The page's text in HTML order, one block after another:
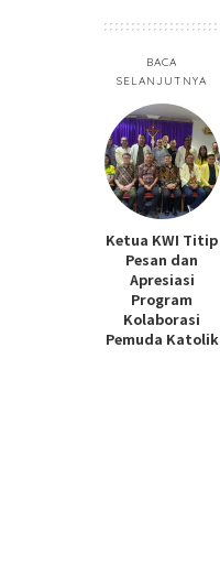
BACA
SELANJUTNYA
Ketua KWI Titip
Pesan dan
Apresiasi
Program
Kolaborasi
Pemuda Katolik